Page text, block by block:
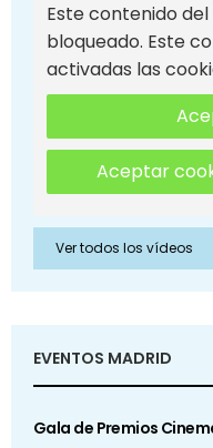
Este contenido del
bloqueado. Este
activadas las
Aceptar
Ver todos los vídeos
EVENTOS MADRID
Gala de Premios